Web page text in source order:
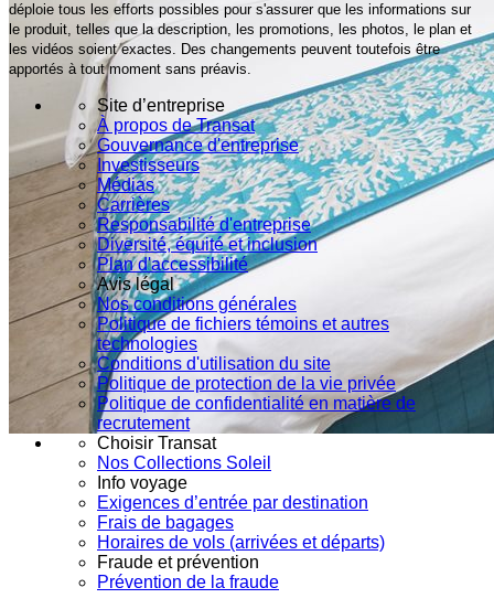
déploie tous les efforts possibles pour s'assurer que les informations sur
le produit, telles que la description, les promotions, les photos, le plan et
les vidéos soient exactes. Des changements peuvent toutefois être
apportés à tout moment sans préavis.
Site d’entreprise
À propos de Transat
Gouvernance d'entreprise
Investisseurs
Médias
Carrières
Responsabilité d'entreprise
Diversité, équité et inclusion
Plan d'accessibilité
Avis légal
Nos conditions générales
Politique de fichiers témoins et autres
technologies
Conditions d'utilisation du site
Politique de protection de la vie privée
Politique de confidentialité en matière de
recrutement
Choisir Transat
Nos Collections Soleil
Info voyage
Exigences d’entrée par destination
Frais de bagages
Horaires de vols (arrivées et départs)
Fraude et prévention
Prévention de la fraude